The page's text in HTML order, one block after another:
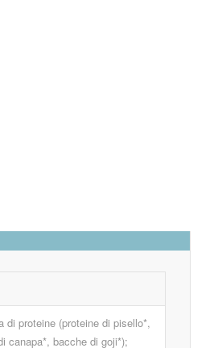
di proteine (proteine di pisello*,
canapa*, bacche di goji*);